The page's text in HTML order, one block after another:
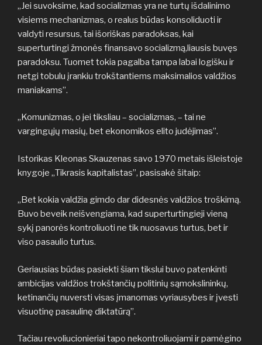
„Jei suvoksime, kad socializmas yra ne turtų išdalinimo
visiems mechanizmas, o realus būdas konsoliduoti ir
valdyti resursus, tai išoriškas paradoksas, kai
superturtingi žmonės finansavo socializmą,liausis buvęs
paradoksu. Tuomet tokia pagalba tampa labai logišku ir
netgi tobulu įrankiu trokštantiems maksimalios valdžios
maniakams”.
„Komunizmas, o jei tiksliau – socializmas, – tai ne
vargingųjų masių, bet ekonomikos elito judėjimas”.
Istorikas Kleonas Skauzenas savo 1970 metais išleistoje
knygoje „Tikrasis kapitalistas”, pasisakė šitaip:
„Bet kokia valdžia gimdo dar didesnės valdžios troškimą.
Buvo beveik neišvengiama, kad superturtingieji vieną
sykį panorės kontroliuoti ne tik nuosavus turtus, bet ir
viso pasaulio turtus.
Geriausias būdas pasiekti šiam tikslui buvo patenkinti
ambicijas valdžios trokštančių politinių sąmokslininkų,
ketinančių nuversti visas įmanomas vyriausybes ir įvesti
visuotinę pasaulinę diktatūrą”.
Tačiau revoliucionieriai tapo nekontroliuojami ir pamėgino